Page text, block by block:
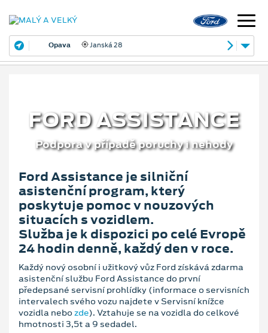
Opava Janská 28
FORD ASSISTANCE
Podpora v případě poruchy i nehody
Ford Assistance je silniční
asistenční program, který
poskytuje pomoc v nouzových
situacích s vozidlem.
Služba je k dispozici po celé Evropě
24 hodin denně, každý den v roce.
Každý nový osobní i užitkový vůz Ford získává zdarma
asistenční službu Ford Assistance do první
předepsané servisní prohlídky (informace o servisních
intervalech svého vozu najdete v Servisní knížce
vozidla nebozde). Vztahuje se na vozidla do celkové
hmotnosti 3,5t a 9 sedadel.